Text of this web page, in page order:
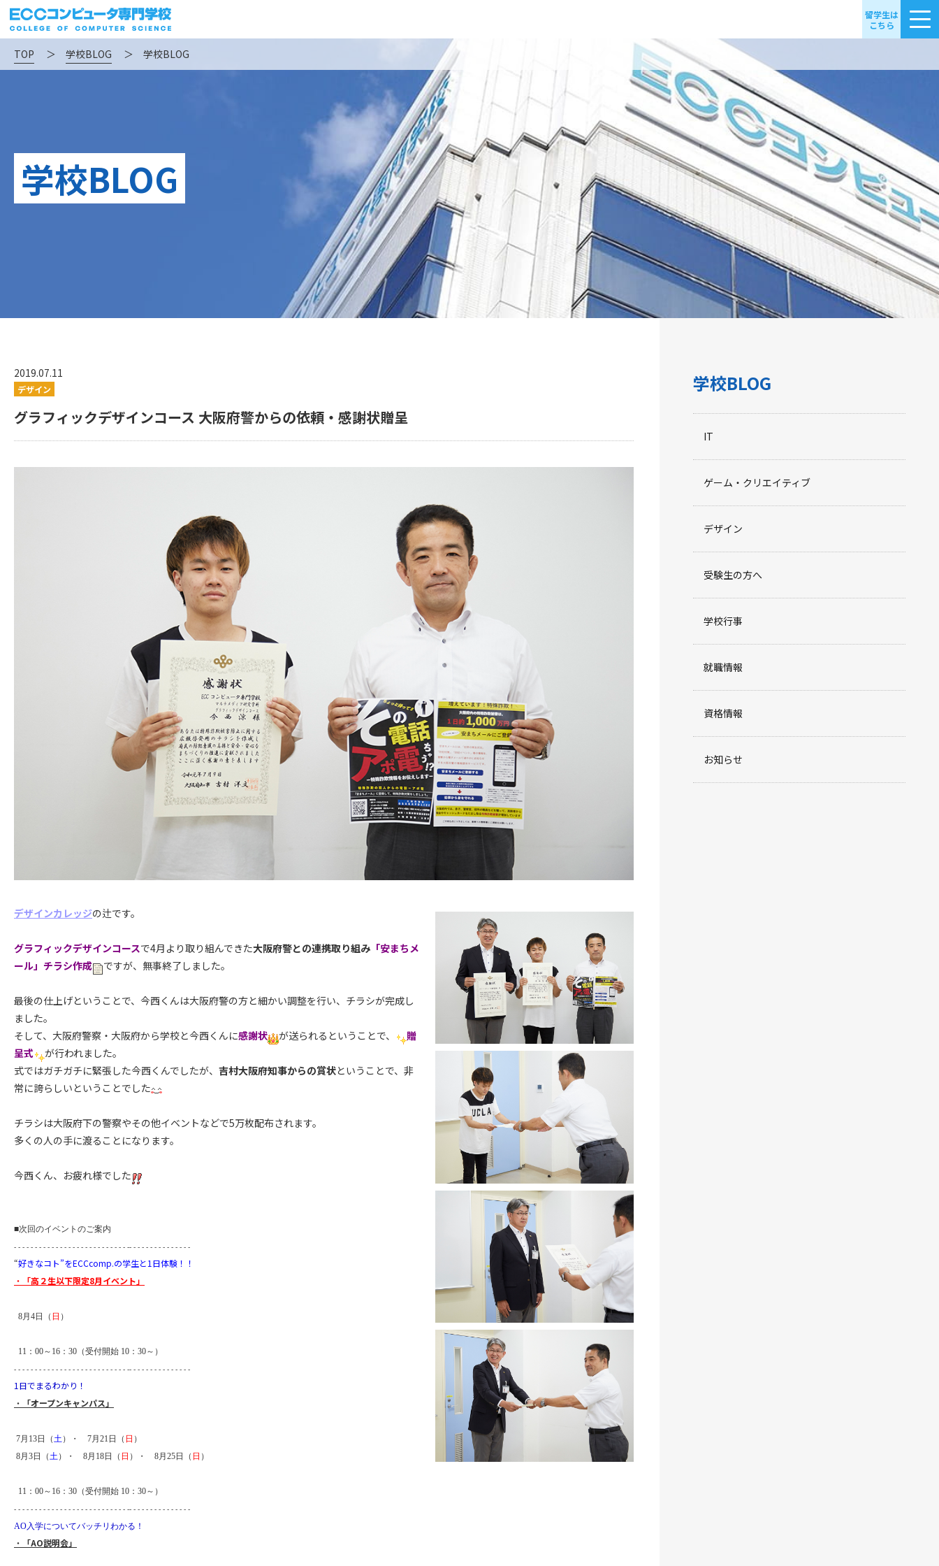
留学生は
こちら
TOP ＞ 学校BLOG ＞ 学校BLOG
学校BLOG
2019.07.11
デザイン
グラフィックデザインコース 大阪府警からの依頼・感謝状贈呈
デザインカレッジの辻です。
グラフィックデザインコースで4月より取り組んできた大阪府警との連携取り組み 「安まちメ
ール」チラシ作成
ですが、無事終了しました。
最後の仕上げということで、今西くんは大阪府警の方と細かい調整を行い、チラシが完成し
ました。
そして、大阪府警察・大阪府から学校と今西くんに感謝状 が送られるということで、
贈
呈式
が行われました。
式ではガチガチに緊張した今西くんでしたが、 吉村大阪府知事からの賞状ということで、非
常に誇らしいということでした
チラシは大阪府下の警察やその他イベントなどで5万枚配布されます。
多くの人の手に渡ることになります。
今西くん、お疲れ様でした
■次回のイベントのご案内
- - - - - - - - - - - - - - - - - - - - - - - - - - - -- - - - - - - - - - - - - - -
“好きなコト”をECCcomp.の学生と1日体験！ ！
・
「高２生以下限定8月イベント」
8月4日（ 日 ）
11：00～16：30（受付開始 10：30～）
- - - - - - - - - - - - - - - - - - - - - - - - - - - -- - - - - - - - - - - - - - -
1日でまるわかり！
・
「オープンキャンパス」
7月13日（土）・ 7月21日（ 日 ）
8月3日（土）・ 8月18日（ 日 ）・ 8月25日（ 日 ）
11：00～16：30（受付開始 10：30～）
- - - - - - - - - - - - - - - - - - - - - - - - - - - -- - - - - - - - - - - - - - -
AO入学についてバッチリわかる！
・ 「AO説明会」
学校BLOG
IT
ゲーム・クリエイティブ
デザイン
受験生の方へ
学校行事
就職情報
資格情報
お知らせ